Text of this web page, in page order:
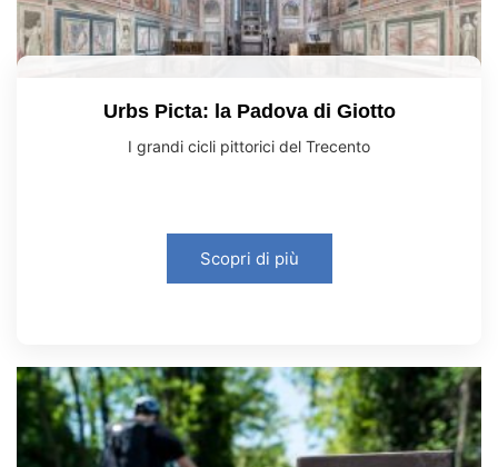
Urbs Picta: la Padova di Giotto​
I grandi cicli pittorici del Trecento
Scopri di più